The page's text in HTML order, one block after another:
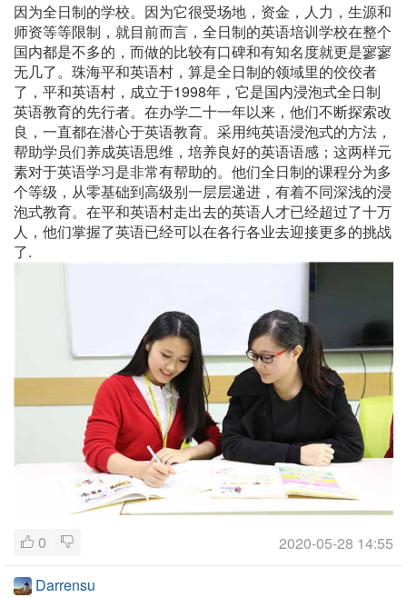
因为全日制的学校。因为它很受场地，资金，人力，生源和
师资等等限制，就目前而言，全日制的英语培训学校在整个
国内都是不多的，而做的比较有口碑和有知名度就更是寥寥
无几了。珠海平和英语村，算是全日制的领域里的佼佼者
了，平和英语村，成立于1998年，它是国内浸泡式全日制
英语教育的先行者。在办学二十一年以来，他们不断探索改
良，一直都在潜心于英语教育。采用纯英语浸泡式的方法，
帮助学员们养成英语思维，培养良好的英语语感；这两样元
素对于英语学习是非常有帮助的。他们全日制的课程分为多
个等级，从零基础到高级别一层层递进，有着不同深浅的浸
泡式教育。在平和英语村走出去的英语人才已经超过了十万
人，他们掌握了英语已经可以在各行各业去迎接更多的挑战
了.
0
2020-05-28 14:55
Darrensu